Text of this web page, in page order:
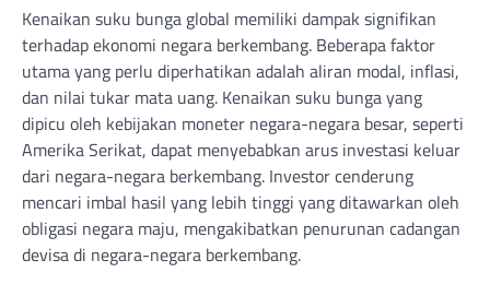
Kenaikan suku bunga global memiliki dampak signifikan
terhadap ekonomi negara berkembang. Beberapa faktor
utama yang perlu diperhatikan adalah aliran modal, inflasi,
dan nilai tukar mata uang. Kenaikan suku bunga yang
dipicu oleh kebijakan moneter negara-negara besar, seperti
Amerika Serikat, dapat menyebabkan arus investasi keluar
dari negara-negara berkembang. Investor cenderung
mencari imbal hasil yang lebih tinggi yang ditawarkan oleh
obligasi negara maju, mengakibatkan penurunan cadangan
devisa di negara-negara berkembang.